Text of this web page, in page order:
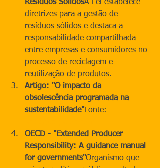
Resíduos SólidosA Lei estabelece
diretrizes para a gestão de
resíduos sólidos e destaca a
responsabilidade compartilhada
entre empresas e consumidores no
processo de reciclagem e
reutilização de produtos.
Artigo: "O impacto da
obsolescência programada na
sustentabilidade"Fonte:
OECD - "Extended Producer
Responsibility: A guidance manual
for governments"Organismo que